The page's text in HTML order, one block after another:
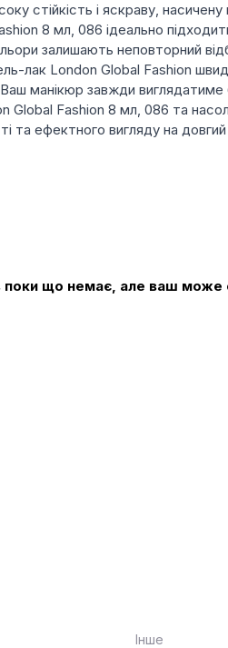
стійкість і яскраву,
8 мл, 086 ідеально
залишають неповторний
лак London Global Fashion
манікюр завжди виглядатиме
Global Fashion 8 мл, 086 та
та ефектного вигляду на
поки що немає, але ваш
Інше